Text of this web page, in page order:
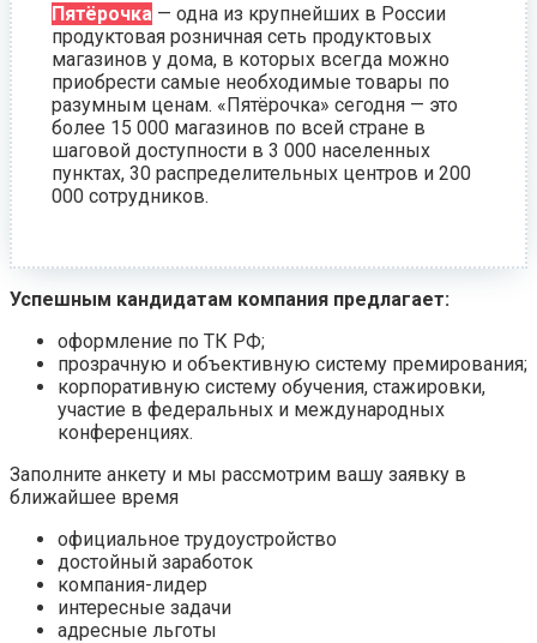
Пятёрочка — одна из крупнейших в России
продуктовая розничная сеть продуктовых
магазинов у дома, в которых всегда можно
приобрести самые необходимые товары по
разумным ценам. «Пятёрочка» сегодня — это
более 15 000 магазинов по всей стране в
шаговой доступности в 3 000 населенных
пунктах, 30 распределительных центров и 200
000 сотрудников.
Успешным кандидатам компания предлагает:
оформление по ТК РФ;
прозрачную и объективную систему премирования;
корпоративную систему обучения, стажировки,
участие в федеральных и международных
конференциях.
Заполните анкету и мы рассмотрим вашу заявку в
ближайшее время
официальное трудоустройство
достойный заработок
компания-лидер
интересные задачи
адресные льготы